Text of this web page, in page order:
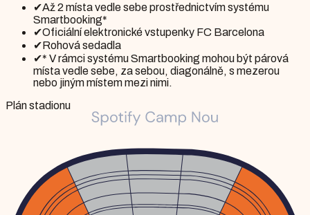
✔Až 2 místa vedle sebe prostřednictvím systému
Smartbooking*
✔Oficiální elektronické vstupenky FC Barcelona
✔Rohová sedadla
✔* V rámci systému Smartbooking mohou být párová
místa vedle sebe, za sebou, diagonálně, s mezerou
nebo jiným místem mezi nimi.
Plán stadionu